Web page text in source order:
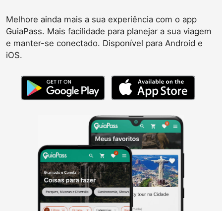
Melhore ainda mais a sua experiência com o app
GuiaPass. Mais facilidade para planejar a sua viagem
e manter-se conectado. Disponível para Android e
iOS.